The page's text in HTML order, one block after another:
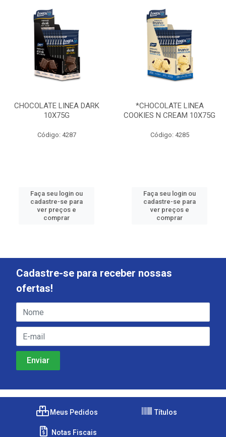
CHOCOLATE LINEA DARK
10X75G
Código: 4287
Faça seu login ou
cadastre-se para
ver preços e
comprar
*CHOCOLATE LINEA
COOKIES N CREAM 10X75G
Código: 4285
Faça seu login ou
cadastre-se para
ver preços e
comprar
Cadastre-se para receber nossas
ofertas!
Meus Pedidos Títulos
Notas Fiscais